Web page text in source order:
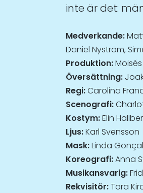
inte är det:
Medverkande:
Daniel Nyström,
Produktion:
Översättning:
Regi:Carolina
Scenografi:
Kostym:Elin
Ljus:Karl Svensson
Mask:Linda
Koreografi:Anna
Musikansvarig:
Rekvisitör:Tora